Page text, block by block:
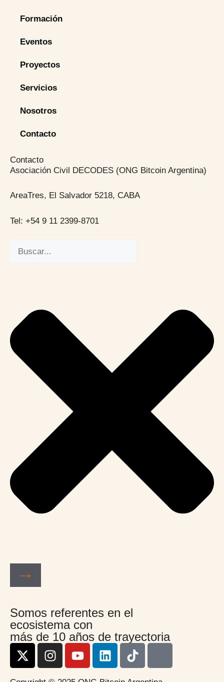
Formación
Eventos
Proyectos
Servicios
Nosotros
Contacto
Contacto
Asociación Civil DECODES (ONG Bitcoin Argentina)
AreaTres, El Salvador 5218, CABA
Tel: +54 9 11 2399-8701
Somos referentes en el
ecosistema con
más de 10 años de trayectoria